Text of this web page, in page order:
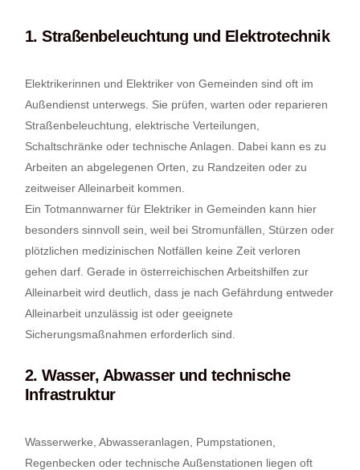
1. Straßenbeleuchtung und Elektrotechnik
Elektrikerinnen und Elektriker von Gemeinden sind oft im
Außendienst unterwegs. Sie prüfen, warten oder reparieren
Straßenbeleuchtung, elektrische Verteilungen,
Schaltschränke oder technische Anlagen. Dabei kann es zu
Arbeiten an abgelegenen Orten, zu Randzeiten oder zu
zeitweiser Alleinarbeit kommen.
Ein Totmannwarner für Elektriker in Gemeinden kann hier
besonders sinnvoll sein, weil bei Stromunfällen, Stürzen oder
plötzlichen medizinischen Notfällen keine Zeit verloren
gehen darf. Gerade in österreichischen Arbeitshilfen zur
Alleinarbeit wird deutlich, dass je nach Gefährdung entweder
Alleinarbeit unzulässig ist oder geeignete
Sicherungsmaßnahmen erforderlich sind.
2. Wasser, Abwasser und technische
Infrastruktur
Wasserwerke, Abwasseranlagen, Pumpstationen,
Regenbecken oder technische Außenstationen liegen oft